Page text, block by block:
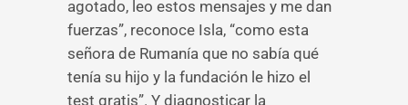
agotado, leo estos mensajes y me dan
fuerzas”, reconoce Isla, “como esta
señora de Rumanía que no sabía qué
tenía su hijo y la fundación le hizo el
test gratis”. Y diagnosticar la